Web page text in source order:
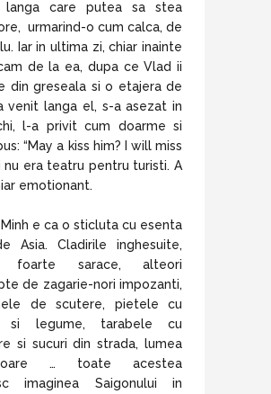
langa care putea sa stea
urmarind-o cum calca, de
Iar in ultima zi, chiar inainte
de la ea, dupa ce Vlad ii
din greseala si o etajera de
venit langa el, s-a asezat in
l-a privit cum doarme si
“May a kiss him? I will miss
nu era teatru pentru turisti. A
emotionant.
Minh e ca o sticluta cu esenta
Asia. Cladirile inghesuite,
foarte sarace, alteori
de zagarie-nori impozanti,
de scutere, pietele cu
si legume, tarabele cu
si sucuri din strada, lumea
… toate acestea
imaginea Saigonului in